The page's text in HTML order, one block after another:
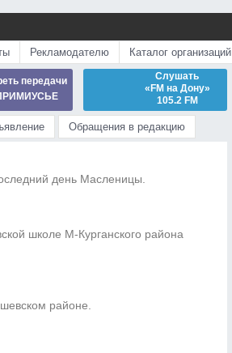
Рекламодателю Каталог организаций
Слушать
«FM на Дону»
105.2 FM
передачи
Обращения в редакцию
день Масленицы.
школе М-Курганского района
районе.